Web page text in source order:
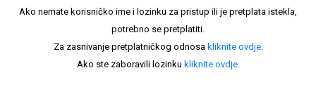
Ako nemate korisničko ime i lozinku za pristup ili je pretplata istekla,
potrebno se pretplatiti.
Za zasnivanje pretplatničkog odnosa kliknite ovdje.
Ako ste zaboravili lozinku kliknite ovdje.